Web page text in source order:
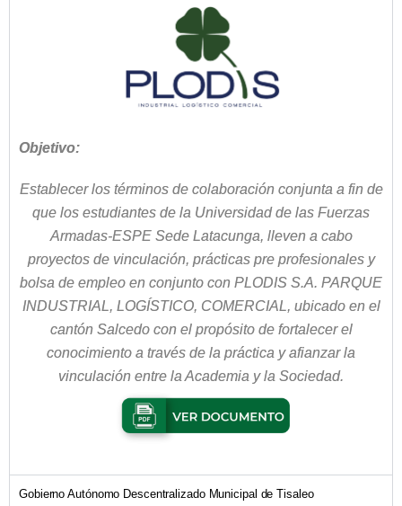
Objetivo:
Establecer los términos de colaboración conjunta a fin de
que los estudiantes de la Universidad de las Fuerzas
Armadas-ESPE Sede Latacunga, lleven a cabo
proyectos de vinculación, prácticas pre profesionales y
bolsa de empleo en conjunto con PLODIS S.A. PARQUE
INDUSTRIAL, LOGÍSTICO, COMERCIAL, ubicado en el
cantón Salcedo con el propósito de fortalecer el
conocimiento a través de la práctica y afianzar la
vinculación entre la Academia y la Sociedad.
Gobierno Autónomo Descentralizado Municipal de Tisaleo